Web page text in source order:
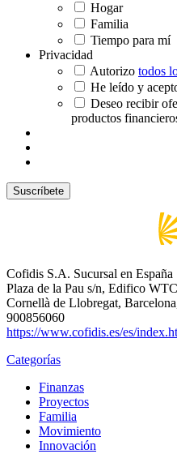
Hogar
Familia
Tiempo para mí
Privacidad
Autorizo todos
He leído y
Deseo recibir
productos
Cofidis S.A. Sucursal en España
Plaza de la Pau s/n, Edifico
Cornellà de Llobregat,
900856060
https://www.cofidis.es/es/
Categorías
Finanzas
Proyectos
Familia
Movimiento
Innovación